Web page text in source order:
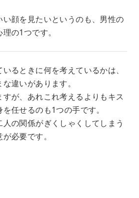
顔を見たいというのも、男性の
の1つです。
るときに何を考えているかは、
違いがあります。
が、あれこれ考えるよりもキス
任せるのも1つの手です。
の関係がぎくしゃくしてしまう
必要です。